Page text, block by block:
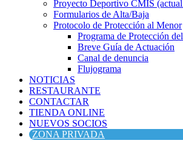
Proyecto Deportivo CMIS
Formularios de Alta/Baja
Protocolo de Protección al Menor
Programa de Protección
Breve Guía de Actuación
Canal de denuncia
Flujograma
NOTICIAS
RESTAURANTE
CONTACTAR
TIENDA ONLINE
NUEVOS SOCIOS
ZONA PRIVADA